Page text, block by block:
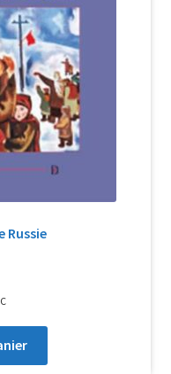
Russie